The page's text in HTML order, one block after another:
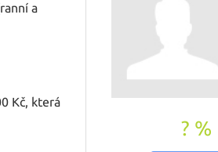
? %
a
Kč, která